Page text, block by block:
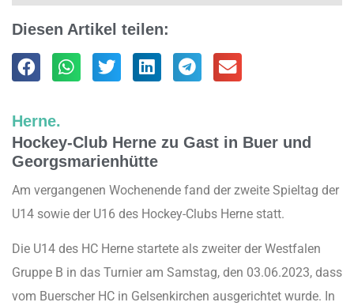
Diesen Artikel teilen:
Herne.
Hockey-Club Herne zu Gast in Buer und
Georgsmarienhütte
Am vergangenen Wochenende fand der zweite Spieltag der
U14 sowie der U16 des Hockey-Clubs Herne statt.
Die U14 des HC Herne startete als zweiter der Westfalen
Gruppe B in das Turnier am Samstag, den 03.06.2023, dass
vom Buerscher HC in Gelsenkirchen ausgerichtet wurde. In